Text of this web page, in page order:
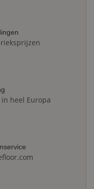
heel Europa